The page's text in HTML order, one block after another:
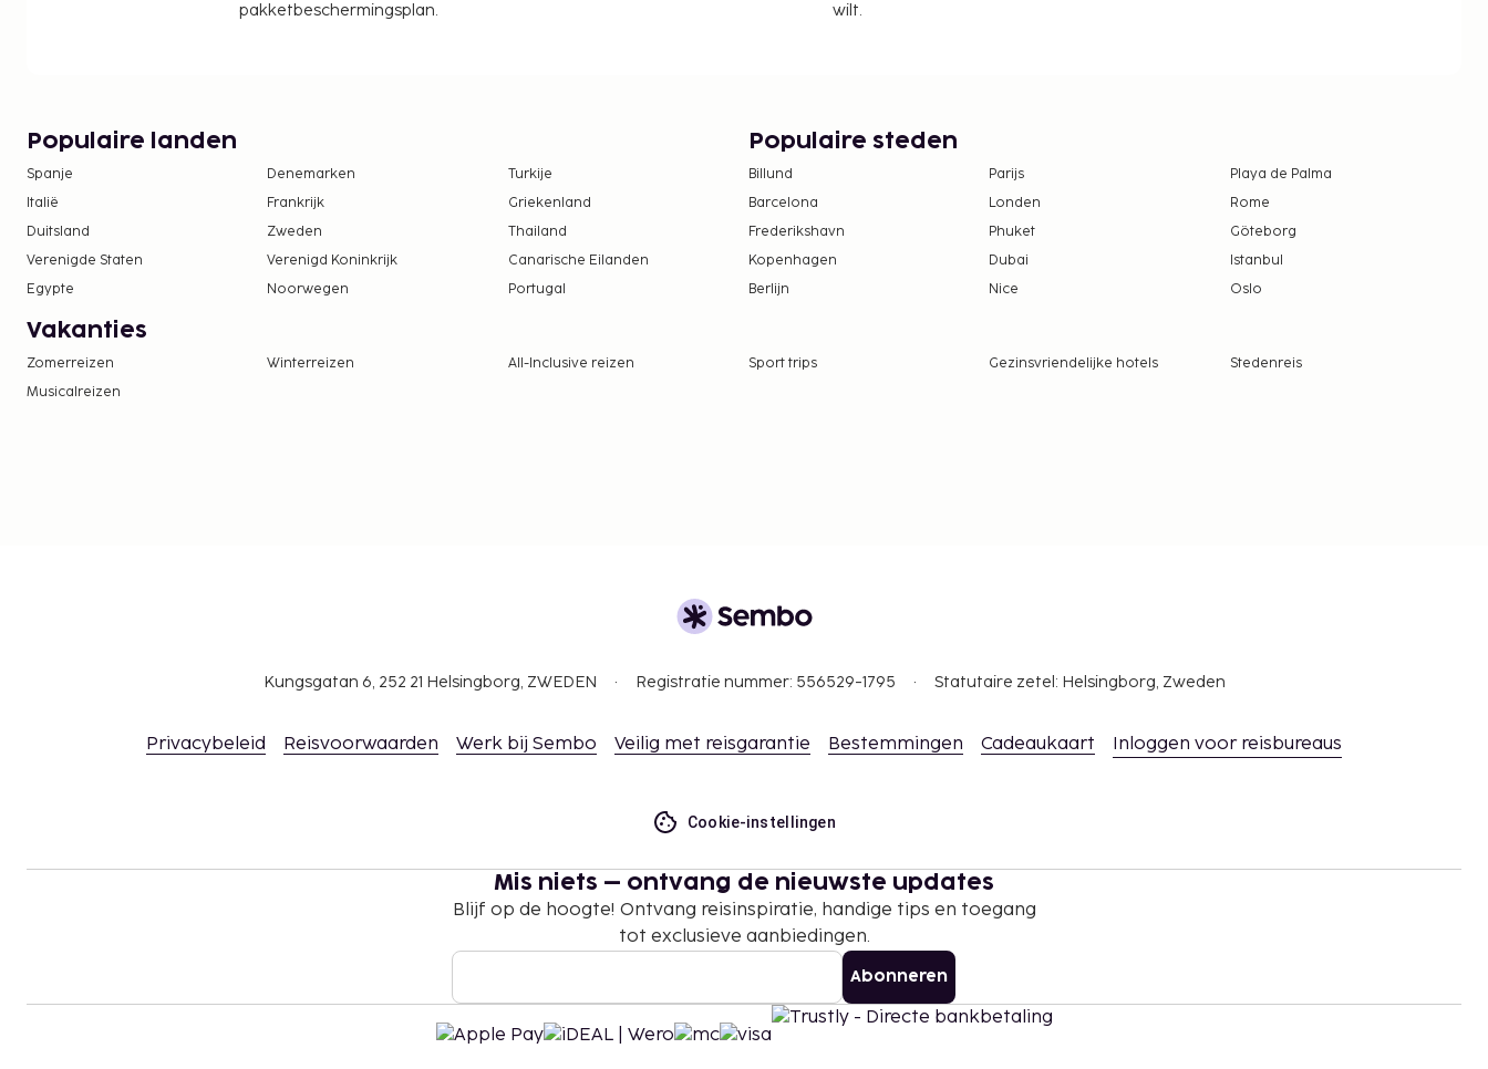
pakketbeschermingsplan.
wilt.
Populaire landen
Spanje Denemarken
Turkije
Italië
Frankrijk
Griekenland
Duitsland
Zweden
Thailand
Verenigde Staten
Verenigd Koninkrijk
Canarische Eilanden
Egypte
Noorwegen Portugal
Populaire steden
Billund Parijs
Playa de Palma
Barcelona
Londen
Rome
Frederikshavn
Phuket
Göteborg
Kopenhagen
Dubai
Istanbul
Berlijn
Nice Oslo
Vakanties
Zomerreizen Winterreizen All-Inclusive reizen Sport trips Gezinsvriendelijke hotels
Stedenreis
Musicalreizen
Kungsgatan 6, 252 21 Helsingborg, ZWEDEN Registratie nummer: 556529-1795 Statutaire zetel: Helsingborg, Zweden
Privacybeleid Reisvoorwaarden Werk bij Sembo Veilig met reisgarantie Bestemmingen Cadeaukaart Inloggen voor reisbureaus
Cookie-instellingen
Mis niets – ontvang de nieuwste updates
Blijf op de hoogte! Ontvang reisinspiratie, handige tips en toegang
tot exclusieve aanbiedingen.
Abonneren